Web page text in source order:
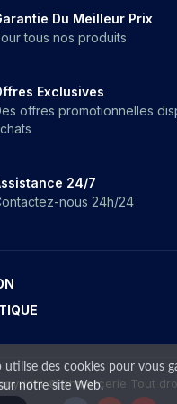
Du Meilleur Prix
tous nos produits
Exclusives
offres promotionnelles
24/7
nous 24h/24
©bhmercerie Tout
utilise des cookies pour vous
notre site Web.